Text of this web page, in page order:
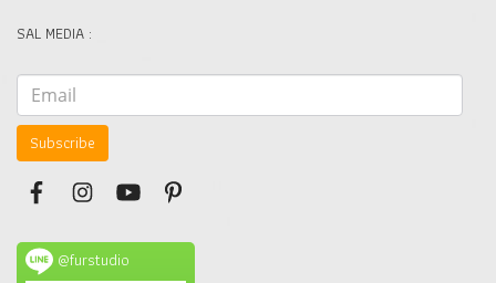
SAL MEDIA :
Subscribe
@furstudio